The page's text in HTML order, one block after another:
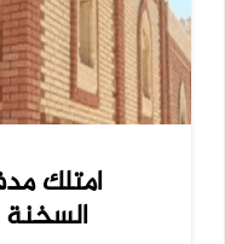
امتلك